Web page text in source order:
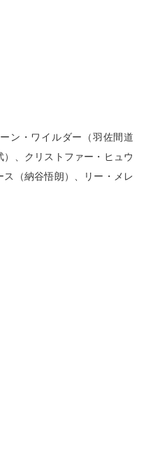
ン・ワイルダー（羽佐間道
、クリストファー・ヒュウ
ス（納谷悟朗）、リー・メレ